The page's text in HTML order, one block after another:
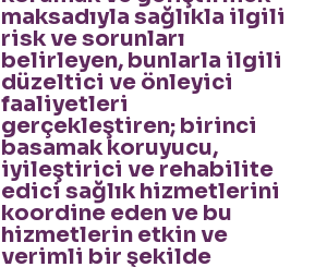
maksadıyla sağlıkla ilgili
risk ve sorunları
belirleyen, bunlarla ilgili
düzeltici ve önleyici
faaliyetleri
gerçekleştiren; birinci
basamak koruyucu,
iyileştirici ve rehabilite
edici sağlık hizmetlerini
koordine eden ve bu
hizmetlerin etkin ve
verimli bir şekilde